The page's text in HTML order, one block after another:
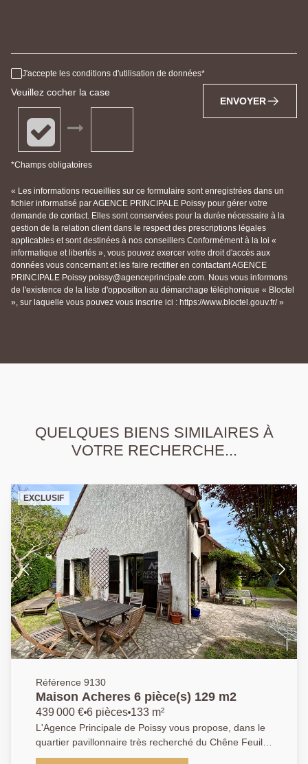
J'accepte les conditions d'utilisation de données
Veuillez cocher la case
*Champs obligatoires
ENVOYER
« Les informations recueillies sur ce formulaire sont enregistrées dans un
fichier informatisé par AGENCE PRINCIPALE Poissy pour gérer votre
demande de contact. Elles sont conservées pour la durée nécessaire à la
gestion de la relation client dans le respect des prescriptions légales
applicables et sont destinées à nos conseillers Conformément à la loi «
informatique et libertés », vous pouvez exercer votre droit d'accès aux
données vous concernant et les faire rectifier en contactant AGENCE
PRINCIPALE Poissy poissy@agenceprincipale.com. Nous vous informons
de l'existence de la liste d'opposition au démarchage téléphonique « Bloctel
», sur laquelle vous pouvez vous inscrire ici : https://www.bloctel.gouv.fr/ »
QUELQUES BIENS SIMILAIRES À
VOTRE RECHERCHE...
EXCLUSIF
Référence 9130
Maison Acheres 6 pièce(s) 129 m2
439 000 € 6 pièces 133 m²
L'Agence Principale de Poissy vous propose, dans le
quartier pavillonnaire très recherché du Chêne Feuillu
à Achères, une agréable maison familiale implantée